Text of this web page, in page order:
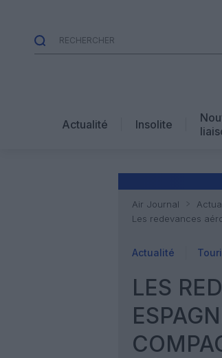
Actualité Insolite
Air Journal
Les redevances
Actualité
LES